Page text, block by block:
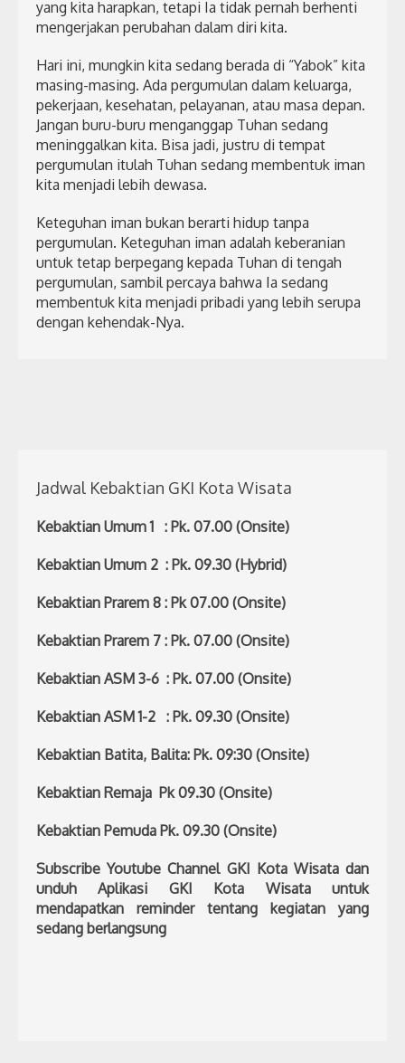
yang kita harapkan, tetapi Ia tidak pernah berhenti
mengerjakan perubahan dalam diri kita.
Hari ini, mungkin kita sedang berada di “Yabok” kita
masing-masing. Ada pergumulan dalam keluarga,
pekerjaan, kesehatan, pelayanan, atau masa depan.
Jangan buru-buru menganggap Tuhan sedang
meninggalkan kita. Bisa jadi, justru di tempat
pergumulan itulah Tuhan sedang membentuk iman
kita menjadi lebih dewasa.
Keteguhan iman bukan berarti hidup tanpa
pergumulan. Keteguhan iman adalah keberanian
untuk tetap berpegang kepada Tuhan di tengah
pergumulan, sambil percaya bahwa Ia sedang
membentuk kita menjadi pribadi yang lebih serupa
dengan kehendak-Nya.
Jadwal Kebaktian GKI Kota Wisata
Kebaktian Umum 1 : Pk. 07.00 (Onsite)
Kebaktian Umum 2 : Pk. 09.30 (Hybrid)
Kebaktian Prarem 8 : Pk 07.00 (Onsite)
Kebaktian Prarem 7 : Pk. 07.00 (Onsite)
Kebaktian ASM 3-6 : Pk. 07.00 (Onsite)
Kebaktian ASM 1-2 : Pk. 09.30 (Onsite)
Kebaktian Batita, Balita: Pk. 09:30 (Onsite)
Kebaktian Remaja Pk 09.30 (Onsite)
Kebaktian Pemuda Pk. 09.30 (Onsite)
Subscribe Youtube Channel GKI Kota Wisata dan
unduh Aplikasi GKI Kota Wisata untuk
mendapatkan reminder tentang kegiatan yang
sedang berlangsung